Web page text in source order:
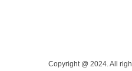
Copyright @ 2024. All